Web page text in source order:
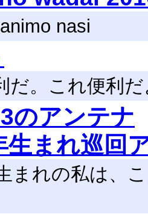
nasi
だ。これ便利
のアンテナ
生まれ巡回
まれの私は、